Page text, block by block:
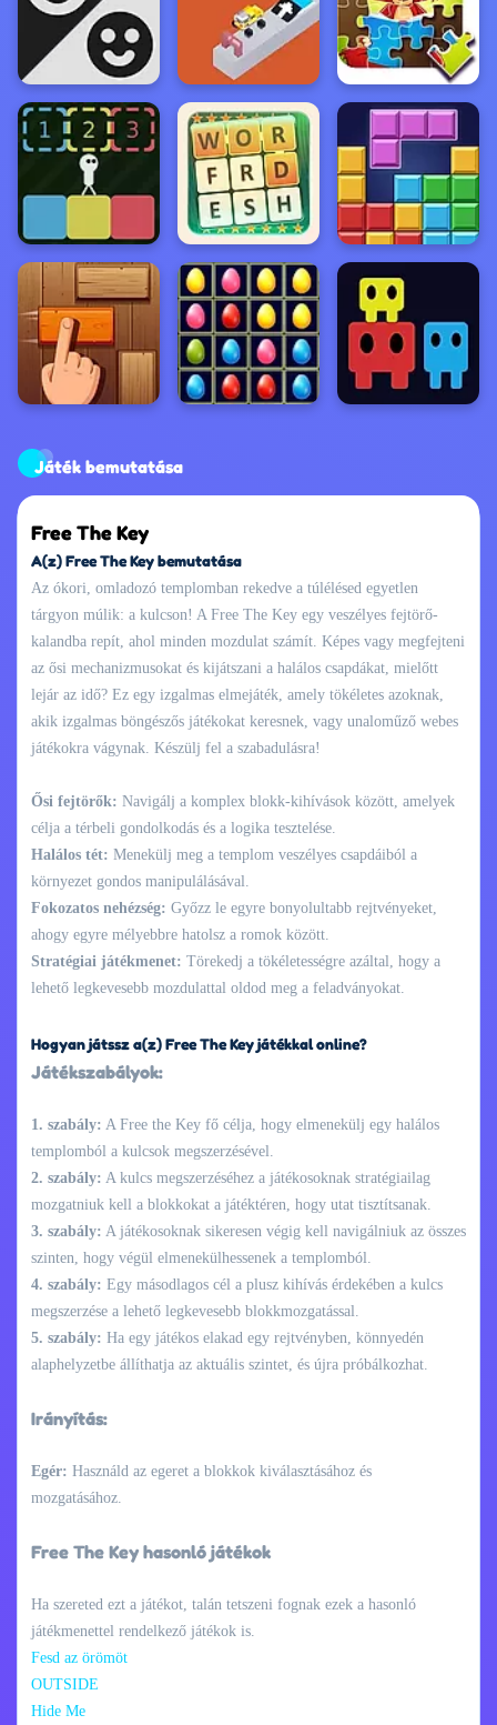
Játék bemutatása
Free The Key
A(z) Free The Key bemutatása
Az ókori, omladozó templomban rekedve a túlélésed egyetlen
tárgyon múlik: a kulcson! A Free The Key egy veszélyes fejtörő-
kalandba repít, ahol minden mozdulat számít. Képes vagy megfejteni
az ősi mechanizmusokat és kijátszani a halálos csapdákat, mielőtt
lejár az idő? Ez egy izgalmas elmejáték, amely tökéletes azoknak,
akik izgalmas böngészős játékokat keresnek, vagy unaloműző webes
játékokra vágynak. Készülj fel a szabadulásra!
Ősi fejtörők: Navigálj a komplex blokk-kihívások között, amelyek
célja a térbeli gondolkodás és a logika tesztelése.
Halálos tét: Menekülj meg a templom veszélyes csapdáiból a
környezet gondos manipulálásával.
Fokozatos nehézség: Győzz le egyre bonyolultabb rejtvényeket,
ahogy egyre mélyebbre hatolsz a romok között.
Stratégiai játékmenet: Törekedj a tökéletességre azáltal, hogy a
lehető legkevesebb mozdulattal oldod meg a feladványokat.
Hogyan játssz a(z) Free The Key játékkal online?
Játékszabályok:
1. szabály: A Free the Key fő célja, hogy elmenekülj egy halálos
templomból a kulcsok megszerzésével.
2. szabály: A kulcs megszerzéséhez a játékosoknak stratégiailag
mozgatniuk kell a blokkokat a játéktéren, hogy utat tisztítsanak.
3. szabály: A játékosoknak sikeresen végig kell navigálniuk az összes
szinten, hogy végül elmenekülhessenek a templomból.
4. szabály: Egy másodlagos cél a plusz kihívás érdekében a kulcs
megszerzése a lehető legkevesebb blokkmozgatással.
5. szabály: Ha egy játékos elakad egy rejtvényben, könnyedén
alaphelyzetbe állíthatja az aktuális szintet, és újra próbálkozhat.
Irányítás:
Egér: Használd az egeret a blokkok kiválasztásához és
mozgatásához.
Free The Key hasonló játékok
Ha szereted ezt a játékot, talán tetszeni fognak ezek a hasonló
játékmenettel rendelkező játékok is.
Fesd az örömöt
OUTSIDE
Hide Me